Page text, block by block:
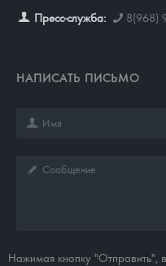
Пресс-служба: 8(968)
НАПИСАТЬ ПИСЬМО
Нажимая кнопку "Отправить",